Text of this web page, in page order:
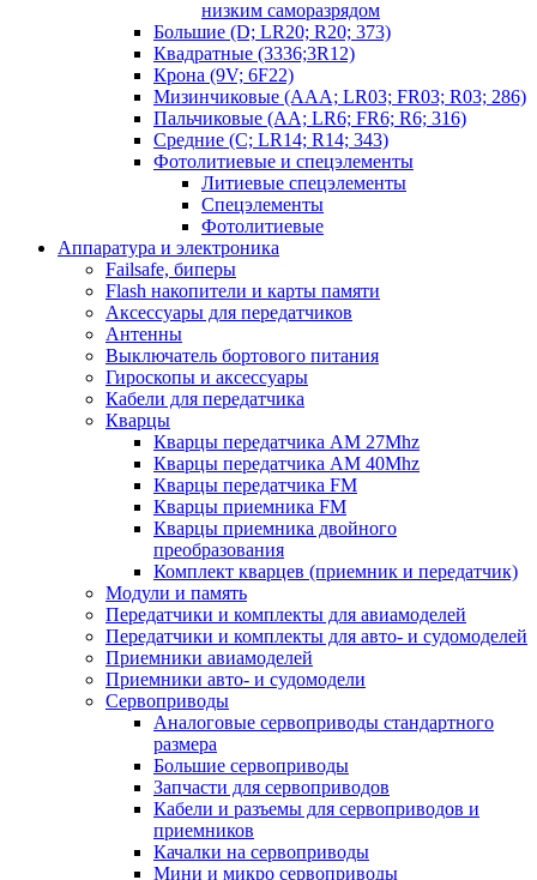
низким саморазрядом
Большие (D; LR20; R20; 373)
Квадратные (3336;3R12)
Крона (9V; 6F22)
Мизинчиковые (AAA; LR03; FR03; R03; 286)
Пальчиковые (AA; LR6; FR6; R6; 316)
Средние (C; LR14; R14; 343)
Фотолитиевые и спецэлементы
Литиевые спецэлементы
Спецэлементы
Фотолитиевые
Аппаратура и электроника
Failsafe, биперы
Flash накопители и карты памяти
Аксессуары для передатчиков
Антенны
Выключатель бортового питания
Гироскопы и аксессуары
Кабели для передатчика
Кварцы
Кварцы передатчика AM 27Mhz
Кварцы передатчика AM 40Mhz
Кварцы передатчика FM
Кварцы приемника FM
Кварцы приемника двойного
преобразования
Комплект кварцев (приемник и передатчик)
Модули и память
Передатчики и комплекты для авиамоделей
Передатчики и комплекты для авто- и судомоделей
Приемники авиамоделей
Приемники авто- и судомодели
Сервоприводы
Аналоговые сервоприводы стандартного
размера
Большие сервоприводы
Запчасти для сервоприводов
Кабели и разъемы для сервоприводов и
приемников
Качалки на сервоприводы
Мини и микро сервоприводы